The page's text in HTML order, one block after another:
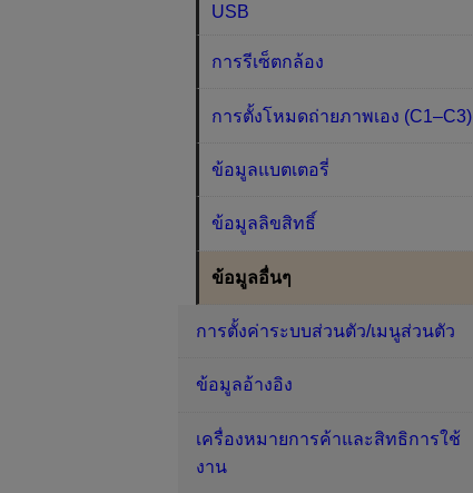
USB
การรีเซ็ตกล้อง
การตั้งโหมดถ่ายภาพเอง (C1–C3)
ข้อมูลแบตเตอรี่
ข้อมูลลิขสิทธิ์
ข้อมูลอื่นๆ
การตั้งค่าระบบส่วนตัว/เมนูส่วนตัว
ข้อมูลอ้างอิง
เครื่องหมายการค้าและสิทธิการใช้
งาน